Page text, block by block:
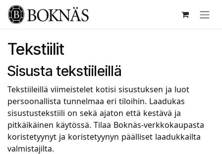
Siirry sisältöön
Tekstiilit
Sisusta tekstiileillä
Tekstiileillä viimeistelet kotisi sisustuksen ja luot
persoonallista tunnelmaa eri tiloihin. Laadukas
sisustustekstiili on sekä ajaton että kestävä ja
pitkäikäinen käytössä. Tilaa Boknäs-verkkokaupasta
koristetyynyt ja koristetyynyn päälliset laadukkailta
valmistajilta.